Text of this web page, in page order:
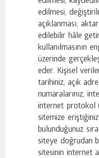
edilmesi,
açıklanması,
edilebilir hâle
kullanılmasının
üzerinde
eder. Kişisel
tarihiniz, açık
numaralarınız,
internet protokol
sitemize
bulunduğunuz
siteye doğrudan
sitesinin internet